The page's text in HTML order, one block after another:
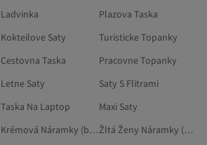
Ladvinka
Plazova Taska
Kokteilove Saty
Turisticke Topanky
Cestovna Taska
Pracovne Topanky
Letne Saty
Saty S Flitrami
Taska Na Laptop
Maxi Saty
Krémová Náramky (bižutéria)
Žltá Ženy Náramky (bižutéria)